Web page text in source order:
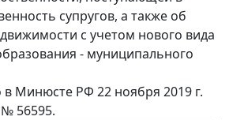
супругов, а также об
с учетом нового вида
- муниципального
в Минюсте РФ 22 ноября 2019 г.
56595.